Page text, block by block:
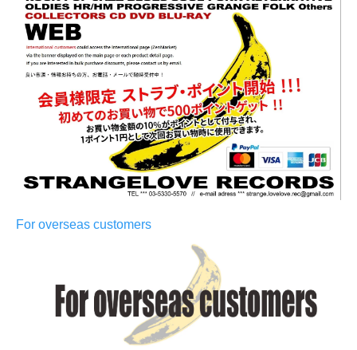
For overseas customers